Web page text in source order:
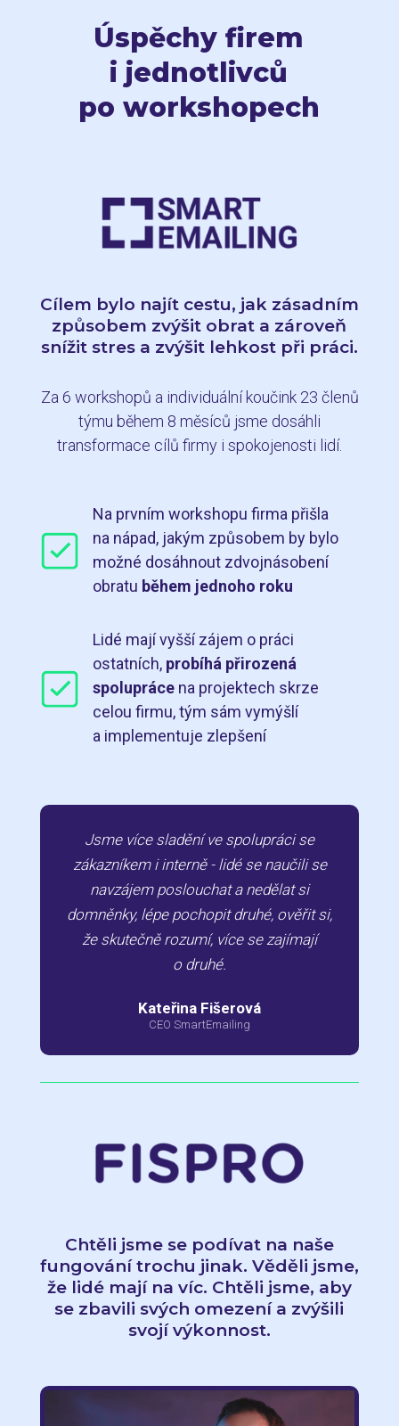
Úspěchy firem
i jednotlivců
po workshopech
Cílem bylo najít cestu, jak zásadním
způsobem zvýšit obrat a zároveň
snížit stres a zvýšit lehkost při práci.
Za 6 workshopů a individuální koučink 23 členů
týmu během 8 měsíců jsme dosáhli
transformace cílů firmy i spokojenosti lidí.
Na prvním workshopu firma přišla
na nápad, jakým způsobem by bylo
možné dosáhnout zdvojnásobení
obratu během jednoho roku
Lidé mají vyšší zájem o práci
ostatních, probíhá přirozená
spoluprácena projektech skrze
celou firmu, tým sám vymýšlí
a implementuje zlepšení
Jsme více sladění ve spolupráci se
zákazníkem i interně - lidé se naučili se
navzájem poslouchat a nedělat si
domněnky, lépe pochopit druhé, ověřit si,
že skutečně rozumí, více se zajímají
o druhé.
Kateřina Fišerová
CEO SmartEmailing
Chtěli jsme se podívat na naše
fungování trochu jinak. Věděli jsme,
že lidé mají na víc. Chtěli jsme, aby
se zbavili svých omezení a zvýšili
svojí výkonnost.